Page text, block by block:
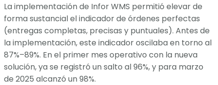
La implementación de Infor WMS permitió elevar de
forma sustancial el indicador de órdenes perfectas
(entregas completas, precisas y puntuales). Antes de
la implementación, este indicador oscilaba en torno al
87%–89%. En el primer mes operativo con la nueva
solución, ya se registró un salto al 96%, y para marzo
de 2025 alcanzó un 98%.